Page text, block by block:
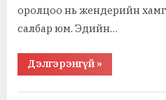
оролцоо нь жендерийн
салбар юм. Эдийн…
Дэлгэрэнгүй“WOMEN
OWNED:
салбарт
»